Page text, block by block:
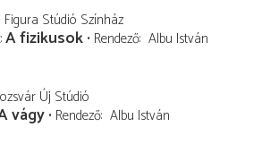
Figura Stúdió Színház
A fizikusok Rendező Albu István
Új Stúdió
vágy Rendező Albu István